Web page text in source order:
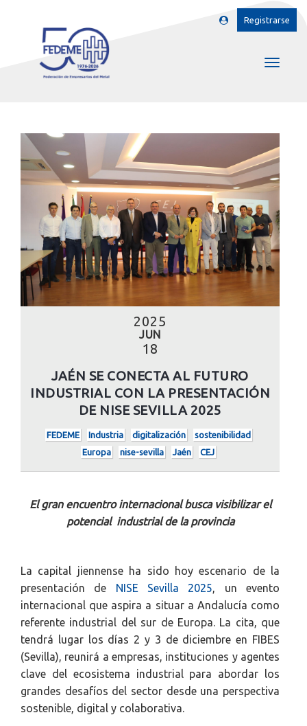
Registrarse
2025
JUN
18
JAÉN SE CONECTA AL FUTURO
INDUSTRIAL CON LA PRESENTACIÓN
DE NISE SEVILLA 2025
FEDEME Industria digitalización
sostenibilidad
Europa
nise-sevilla Jaén CEJ
El gran encuentro internacional busca visibilizar el
potencial industrial de la provincia
La capital jiennense ha sido hoy escenario de la
presentación de NISE Sevilla 2025, un evento
internacional que aspira a situar a Andalucía como
referente industrial del sur de Europa. La cita, que
tendrá lugar los días 2 y 3 de diciembre en FIBES
(Sevilla), reunirá a empresas, instituciones y agentes
clave del ecosistema industrial para abordar los
grandes desafíos del sector desde una perspectiva
sostenible, digital y colaborativa.